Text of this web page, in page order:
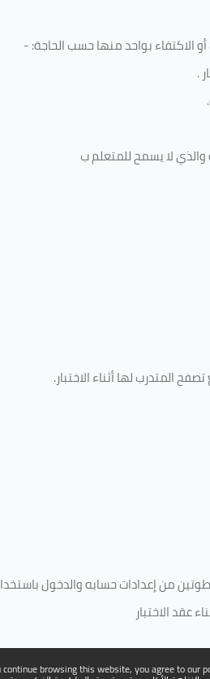
continue browsing this website, you agree to our
الاكتفاء بواحد منها حسب الحاجة: -
.
لا يسمح للمتعلم ب
المتدرب لها أثناء الاختبار.
من إعدادات حسابه والدخول
عقد الاختبار